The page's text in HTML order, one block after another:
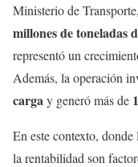
Ministerio de
millones de toneladas
representó un
Además, la operación
cargay generó más de
En este contexto,
la rentabilidad son